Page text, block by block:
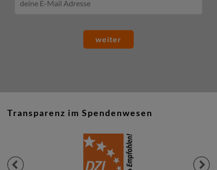
weiter
Transparenz im Spendenwesen
Previous Next